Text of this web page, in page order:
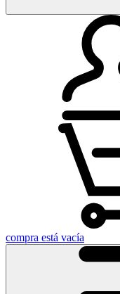
compra está vacía